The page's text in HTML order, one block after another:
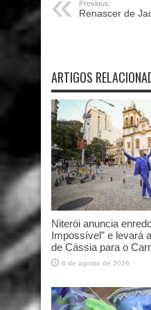
Previous:
Renascer de
ARTIGOS
Niterói anuncia
Impossível” e levará
de Cássia para o
6 de agosto de 2026